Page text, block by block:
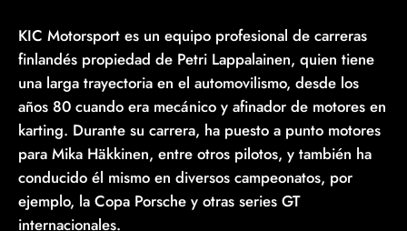
KIC Motorsport es un equipo profesional de carreras
finlandés propiedad de Petri Lappalainen, quien tiene
una larga trayectoria en el automovilismo, desde los
años 80 cuando era mecánico y afinador de motores en
karting. Durante su carrera, ha puesto a punto motores
para Mika Häkkinen, entre otros pilotos, y también ha
conducido él mismo en diversos campeonatos, por
ejemplo, la Copa Porsche y otras series GT
internacionales.